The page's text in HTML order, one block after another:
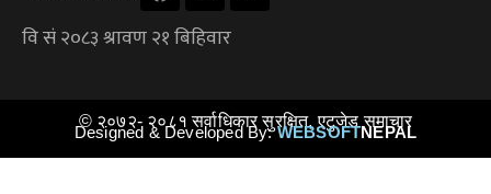
© २०७२- २०८१ सर्वाधिकार सुरक्षित, एटुजेड समाचार
Designed & Developed By:WEBSOFTNEPAL